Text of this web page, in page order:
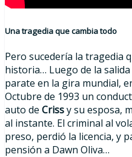
Una tragedia que cambia todo
Pero sucedería la tragedia
historia… Luego de la salida
parate en la gira mundial,
Octubre de 1993 un
auto de Crissy su esposa,
al instante. El criminal al
preso, perdió la licencia, y
pensión a Dawn Oliva…